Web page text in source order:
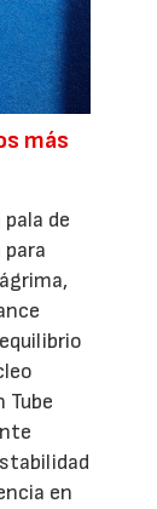
más
de
Tube
en